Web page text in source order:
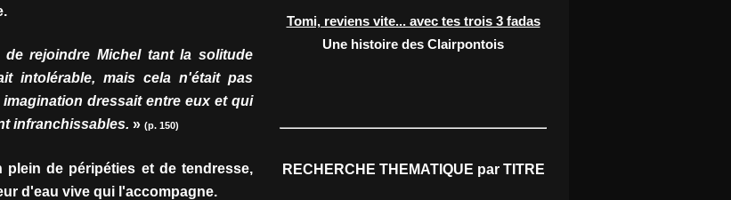
rejoindre Michel tant la solitude
intolérable, mais cela n'était pas
dressait entre eux et qui
infranchissables. » (p. 150)
de péripéties et de tendresse,
d'eau vive qui l'accompagne.
Tomi, reviens vite... avec tes trois 3 fadas
Une histoire des Clairpontois
RECHERCHE THEMATIQUE par TITRE